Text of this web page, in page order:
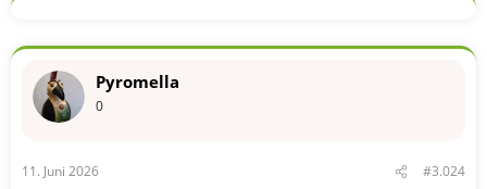
Pyromella
0
11. Juni 2026 #3.024